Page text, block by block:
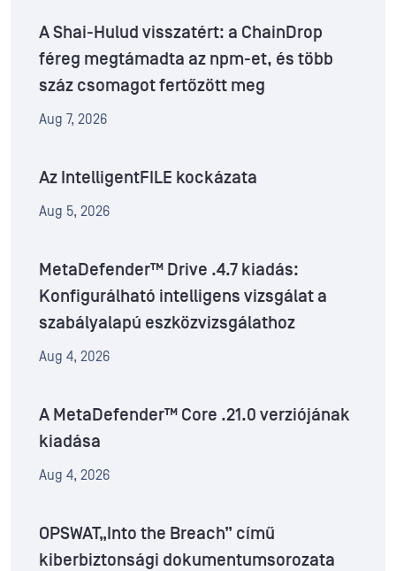
A Shai-Hulud visszatért: a ChainDrop
féreg megtámadta az npm-et, és több
száz csomagot fertőzött meg
Aug 7, 2026
Az IntelligentFILE kockázata
Aug 5, 2026
MetaDefender™ Drive .4.7 kiadás:
Konfigurálható intelligens vizsgálat a
szabályalapú eszközvizsgálathoz
Aug 4, 2026
A MetaDefender™ Core .21.0 verziójának
kiadása
Aug 4, 2026
OPSWAT„Into the Breach” című
kiberbiztonsági dokumentumsorozata